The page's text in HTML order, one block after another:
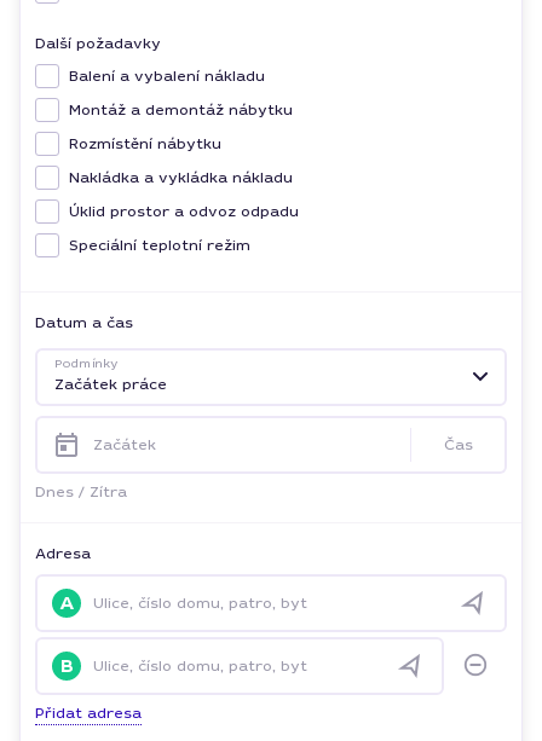
Další požadavky
Balení a vybalení nákladu
Montáž a demontáž nábytku
Rozmístění nábytku
Nakládka a vykládka nákladu
Úklid prostor a odvoz odpadu
Speciální teplotní režim
Datum a čas
Podmínky
Začátek práce
Začátek Čas
Dnes / Zítra
Adresa
A Ulice, číslo domu, patro, byt
B Ulice, číslo domu, patro, byt
Přidat adresa